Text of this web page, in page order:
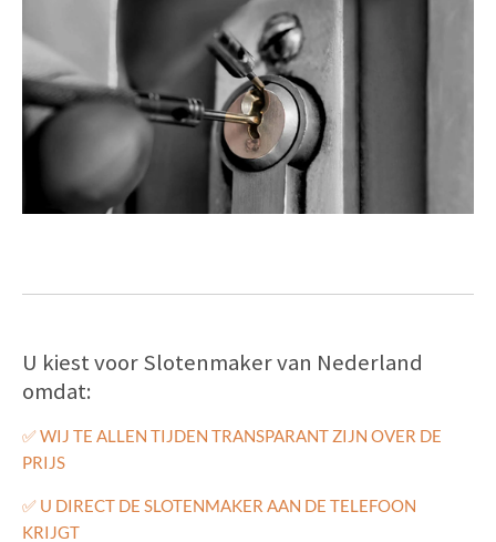
U kiest voor Slotenmaker van Nederland
omdat:
✅WIJ TE ALLEN TIJDEN TRANSPARANT ZIJN OVER DE
PRIJS
✅ U DIRECT DE SLOTENMAKER AAN DE TELEFOON
KRIJGT